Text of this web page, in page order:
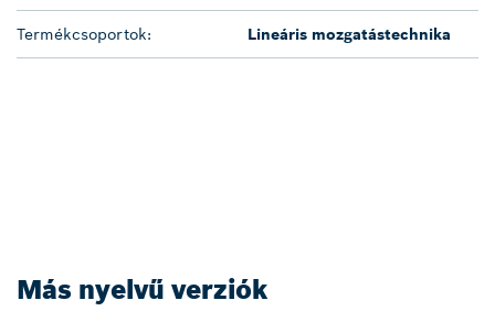
Termékcsoportok: Lineáris mozgatástechnika
Más nyelvű verziók